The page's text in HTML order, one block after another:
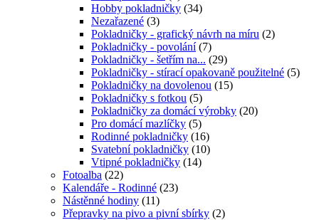
Hobby pokladničky (34)
Nezařazené (3)
Pokladničky - grafický návrh na míru (2)
Pokladničky - povolání (7)
Pokladničky - šetřím na... (29)
Pokladničky - stírací opakovaně použitelné (5)
Pokladničky na dovolenou (15)
Pokladničky s fotkou (5)
Pokladničky za domácí výrobky (20)
Pro domácí mazlíčky (5)
Rodinné pokladničky (16)
Svatební pokladničky (10)
Vtipné pokladničky (14)
Fotoalba (22)
Kalendáře - Rodinné (23)
Nástěnné hodiny (11)
Přepravky na pivo a pivní sbírky (2)